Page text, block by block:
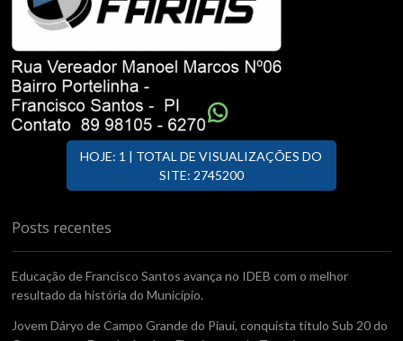
HOJE: 1 | TOTAL DE VISUALIZAÇÕES DO
SITE: 2745200
Posts recentes
Educação de Francisco Santos avança no IDEB com o melhor
resultado da história do Município.
Jovem Dáryo de Campo Grande do Piauí, conquista titulo Sub 20 do